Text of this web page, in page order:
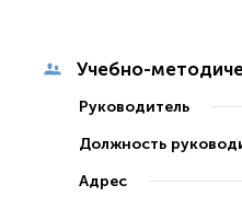
Учебно-
Руководитель
Должность
Адрес